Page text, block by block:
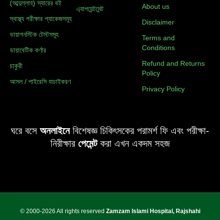
o
(আব্দুল্লাহ) স্যারের বই
স্বাস্থ্য পরীক্ষার প্যাকেজসমূহ
ডায়াগনস্টিক টেস্টসমূহ
ডায়াবেটিক কর্ণার
চাকুরী
আসল / পাইরেসি যাচাইকরণ
এ্যাপয়েন্টমেন্ট About us
Disclaimer
Terms and
Conditions
Refund and Returns
Policy
Privacy Policy
ঘরে বসে অনলাইনেবিশেষজ্ঞ চিকিৎসকের পরামর্শ ফি এবং পরীক্ষা-
নিরীক্ষার পেমেন্টকরা এখন একদম সহজ
© 2000-2026 All rights reserved Zamzam Islami Hospital, Rajshahi